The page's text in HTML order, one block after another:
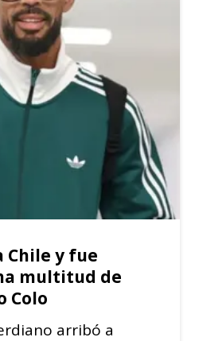
Chile y fue
multitud de
Colo
arribó a